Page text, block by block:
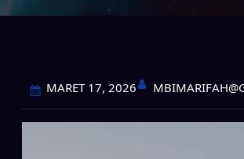
MARET 17, 2026